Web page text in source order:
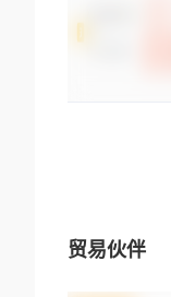
贸易伙伴